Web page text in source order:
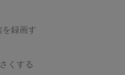
録画す
くする